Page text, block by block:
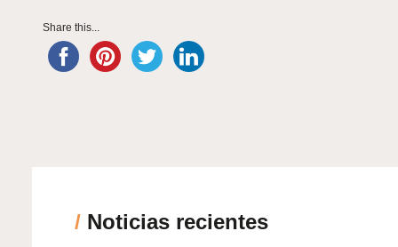
Share this...
/ Noticias recientes